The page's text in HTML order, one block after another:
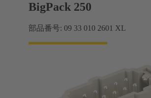
BigPack 250
部品番号: 09 33 010 2601 XL